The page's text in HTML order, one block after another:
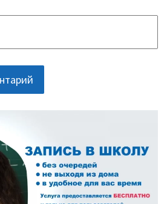
в сфере
литературы
рекомендации